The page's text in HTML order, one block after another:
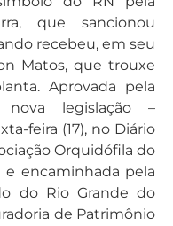
que sancionou
recebeu, em seu
Matos, que trouxe
Aprovada pela
nova legislação –
feira (17), no Diário
Orquidófila do
e encaminhada pela
do Rio Grande do
de Patrimônio